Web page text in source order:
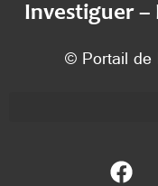
Investiguer –
© Portail de